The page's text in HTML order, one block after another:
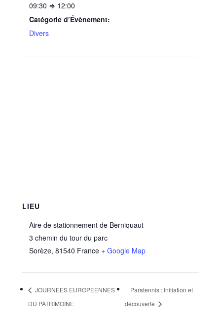
09:30 ⇒ 12:00
Catégorie d’Évènement:
Divers
LIEU
Aire de stationnement de Berniquaut
3 chemin du tour du parc
Sorèze, 81540 France + Google Map
JOURNEES EUROPEENNES
DU PATRIMOINE
Paratennis : Initiation et
découverte